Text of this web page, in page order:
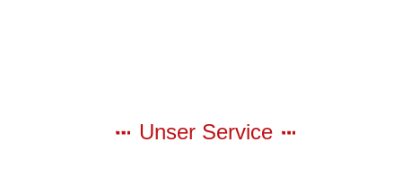
Unser Service